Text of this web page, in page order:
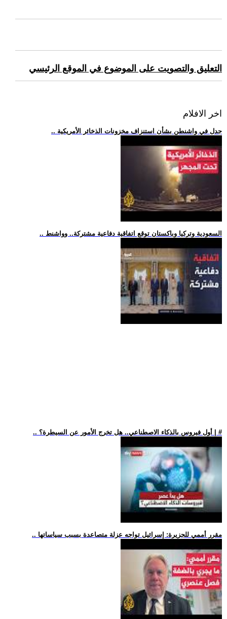
التعليق والتصويت على الموضوع في الموقع الرئيسي
اخر الافلام
.. جدل في واشنطن بشأن استنزاف مخزونات الذخائر الأمريكية
.. السعودية وتركيا وباكستان توقع اتفاقية دفاعية مشتركة.. وواشنط
.. أول فيروس بالذكاء الاصطناعي.. هل تخرج الأمور عن السيطرة؟ | #
.. مقرر أممي للجزيرة: إسرائيل تواجه عزلة متصاعدة بسبب سياساتها